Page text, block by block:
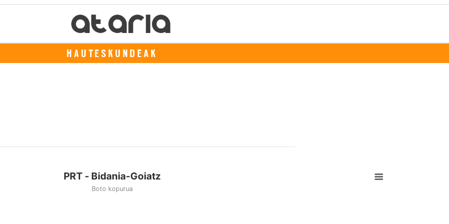
HAUTESKUNDEAK
PRT - Bidania-Goiatz
Boto kopurua